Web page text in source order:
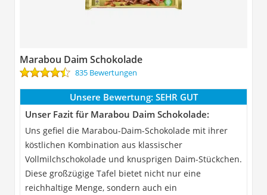
Marabou Daim Schokolade
835 Bewertungen
Unsere Bewertung: SEHR GUT
Unser Fazit für Marabou Daim Schokolade:
Uns gefiel die Marabou-Daim-Schokolade mit ihrer
köstlichen Kombination aus klassischer
Vollmilchschokolade und knusprigen Daim-Stückchen.
Diese großzügige Tafel bietet nicht nur eine
reichhaltige Menge, sondern auch ein